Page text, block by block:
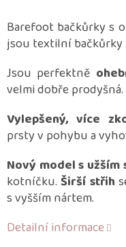
Barefoot bačkůrky s
jsou textilní bačkůrky
Jsou perfektně
velmi dobře prodyšná.
Vylepšený, více
prsty v pohybu a
Nový model s užším
kotníčku. Širší střih
s vyšším nártem.
Detailní informace